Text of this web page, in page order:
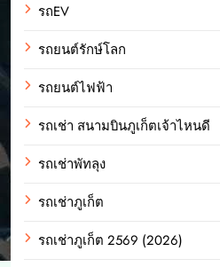
รถEV
รถยนต์รักษ์โลก
รถยนต์ไฟฟ้า
รถเช่า สนามบินภูเก็ตเจ้าไหนดี
รถเช่าพัทลุง
รถเช่าภูเก็ต
รถเช่าภูเก็ต 2569 (2026)